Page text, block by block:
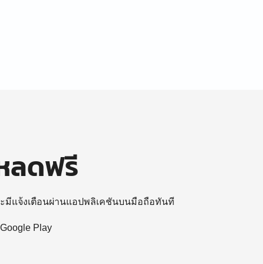
ลดฟรี
มีแจ้งเตือนผ่านแอปพลิเคชันบนมือถือทันที
Play